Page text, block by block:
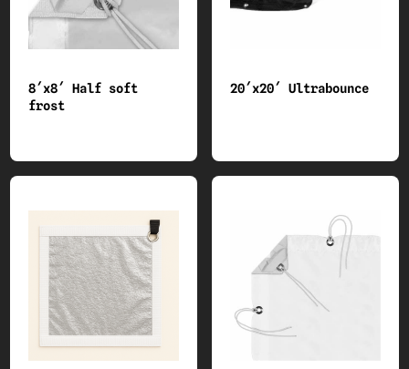
8´x8´ Half soft
frost
20´x20´ Ultrabounce